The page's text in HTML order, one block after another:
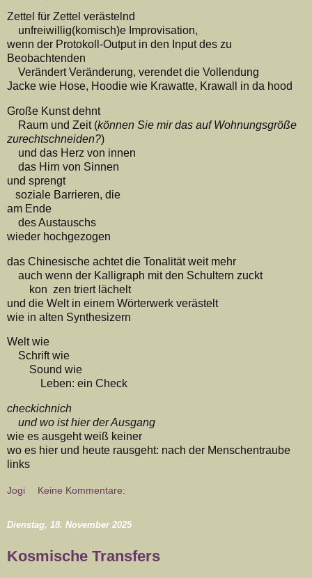
Zettel für Zettel verästelnd
unfreiwillig(komisch)e Improvisation,
wenn der Protokoll-Output in den Input des zu
Beobachtenden
Verändert Veränderung, verendet die Vollendung
Jacke wie Hose, Hoodie wie Krawatte, Krawall in da hood
Große Kunst dehnt
Raum und Zeit (können Sie mir das auf Wohnungsgröße
zurechtschneiden?)
und das Herz von innen
das Hirn von Sinnen
und sprengt
soziale Barrieren, die
am Ende
des Austauschs
wieder hochgezogen
das Chinesische achtet die Tonalität weit mehr
auch wenn der Kalligraph mit den Schultern zuckt
kon zen triert lächelt
und die Welt in einem Wörterwerk verästelt
wie in alten Synthesizern
Welt wie
Schrift wie
Sound wie
Leben: ein Check
checkichnich
und wo ist hier der Ausgang
wie es ausgeht weiß keiner
wo es hier und heute rausgeht: nach der Menschentraube
links
Jogi Keine Kommentare:
Dienstag, 18. November 2025
Kosmische Transfers